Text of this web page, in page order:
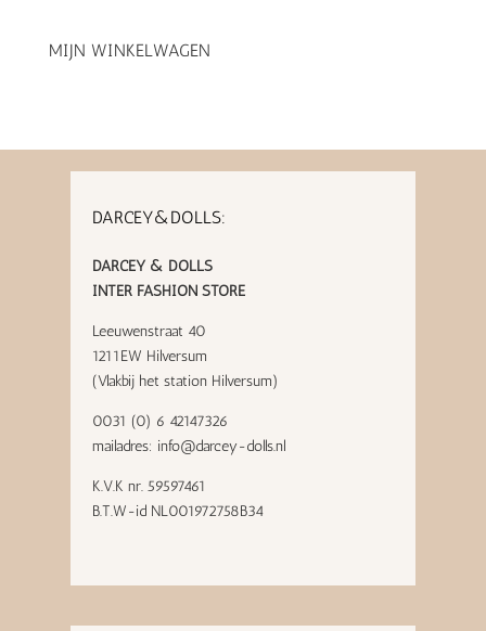
MIJN WINKELWAGEN
DARCEY&DOLLS:
DARCEY & DOLLS
INTER FASHION STORE
Leeuwenstraat 40
1211EW Hilversum
(Vlakbij het station Hilversum)
0031 (0) 6 42147326
mailadres: info@darcey-dolls.nl
K.V.K nr. 59597461
B.T.W-id NL001972758B34